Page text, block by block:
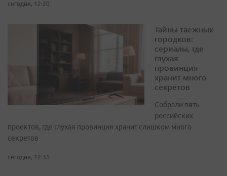
сегодня, 12:20
Тайны таежных
городков:
сериалы, где
глухая
провинция
хранит много
секретов
Собрали пять
российских
проектов, где глухая провинция хранит слишком много
секретов
сегодня, 12:31